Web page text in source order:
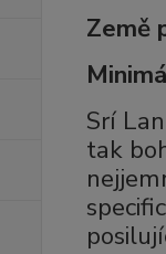
Země
Srí
tak